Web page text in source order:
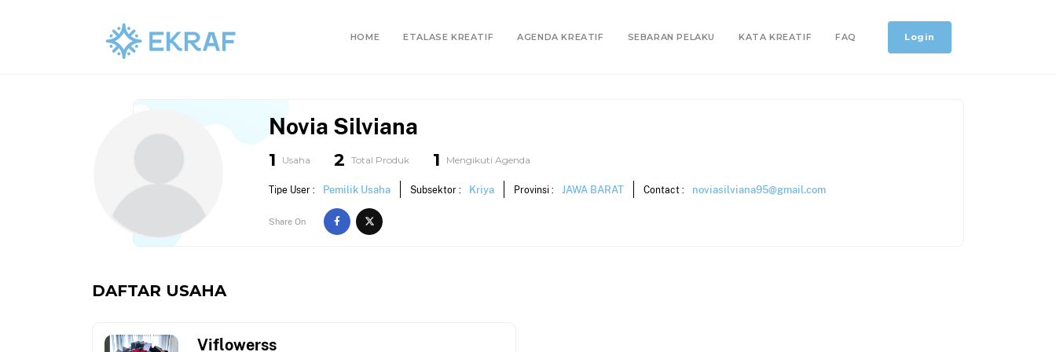
HOME ETALASE KREATIF AGENDA KREATIF SEBARAN PELAKU KATA KREATIF FAQ Login
Novia Silviana
1 Usaha 2 Total Produk 1 Mengikuti Agenda
Tipe User : Pemilik Usaha Subsektor : Kriya Provinsi : JAWA BARAT Contact : noviasilviana95@gmail.com
Share On
DAFTAR USAHA
Viflowerss